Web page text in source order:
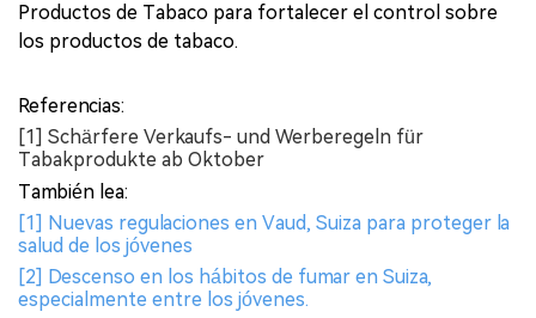
Productos de Tabaco para fortalecer el control sobre
los productos de tabaco.
Referencias:
[1] Schärfere Verkaufs- und Werberegeln für
Tabakprodukte ab Oktober
También lea:
[1] Nuevas regulaciones en Vaud, Suiza para proteger la
salud de los jóvenes
[2] Descenso en los hábitos de fumar en Suiza,
especialmente entre los jóvenes.